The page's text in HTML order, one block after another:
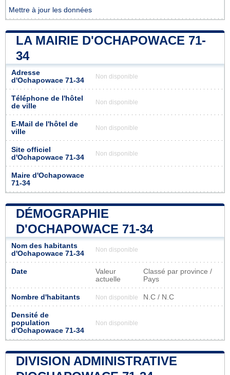
Mettre à jour les données
LA MAIRIE D'OCHAPOWACE 71-
34
Adresse
d'Ochapowace 71-34
Non disponible
Téléphone de l'hôtel
de ville
Non disponible
E-Mail de l'hôtel de
ville
Non disponible
Site officiel
d'Ochapowace 71-34
Non disponible
Maire d'Ochapowace
71-34
DÉMOGRAPHIE
D'OCHAPOWACE 71-34
Nom des habitants
d'Ochapowace 71-34
Non disponible
Date
Valeur
actuelle
Classé par province /
Pays
Nombre d'habitants Non disponible N.C / N.C
Densité de
population
d'Ochapowace 71-34
Non disponible
DIVISION ADMINISTRATIVE